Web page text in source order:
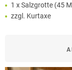
1 x Salzgrotte (45
zzgl. Kurtaxe